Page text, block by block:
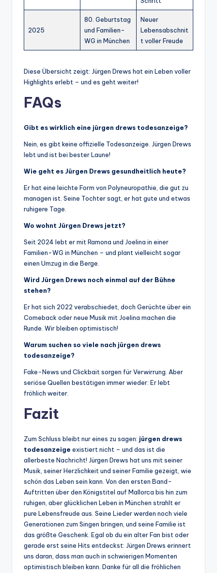
2025
80. Geburtstag
und Familien-
WG in München
Neuer
Lebensabschnit
t voller Freude
Diese Übersicht zeigt: Jürgen Drews hat ein Leben voller
Highlights erlebt – und es geht weiter!
FAQs
Gibt es wirklich eine jürgen drews todesanzeige?
Nein, es gibt keine offizielle Todesanzeige. Jürgen Drews
lebt und ist bei bester Laune!
Wie geht es Jürgen Drews gesundheitlich heute?
Er hat eine leichte Form von Polyneuropathie, die gut zu
managen ist. Seine Tochter sagt, er hat gute und etwas
ruhigere Tage.
Wo wohnt Jürgen Drews jetzt?
Seit 2024 lebt er mit Ramona und Joelina in einer
Familien-WG in München – und plant vielleicht sogar
einen Umzug in die Berge.
Wird Jürgen Drews noch einmal auf der Bühne
stehen?
Er hat sich 2022 verabschiedet, doch Gerüchte über ein
Comeback oder neue Musik mit Joelina machen die
Runde. Wir bleiben optimistisch!
Warum suchen so viele nach jürgen drews
todesanzeige?
Fake-News und Clickbait sorgen für Verwirrung. Aber
seriöse Quellen bestätigen immer wieder: Er lebt
fröhlich weiter.
Fazit
Zum Schluss bleibt nur eines zu sagen: jürgen drews
todesanzeige existiert nicht – und das ist die
allerbeste Nachricht! Jürgen Drews hat uns mit seiner
Musik, seiner Herzlichkeit und seiner Familie gezeigt, wie
schön das Leben sein kann. Von den ersten Band-
Auftritten über den Königstitel auf Mallorca bis hin zum
ruhigen, aber glücklichen Leben in München strahlt er
pure Lebensfreude aus. Seine Lieder werden noch viele
Generationen zum Singen bringen, und seine Familie ist
das größte Geschenk. Egal ob du ein alter Fan bist oder
gerade erst seine Hits entdeckst: Jürgen Drews erinnert
uns daran, dass man auch in schwierigen Momenten
optimistisch bleiben kann. Danke für all die fröhlichen